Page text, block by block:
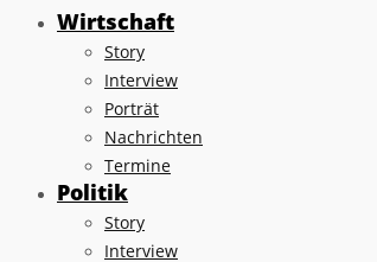
Wirtschaft
Story
Interview
Porträt
Nachrichten
Termine
Politik
Story
Interview